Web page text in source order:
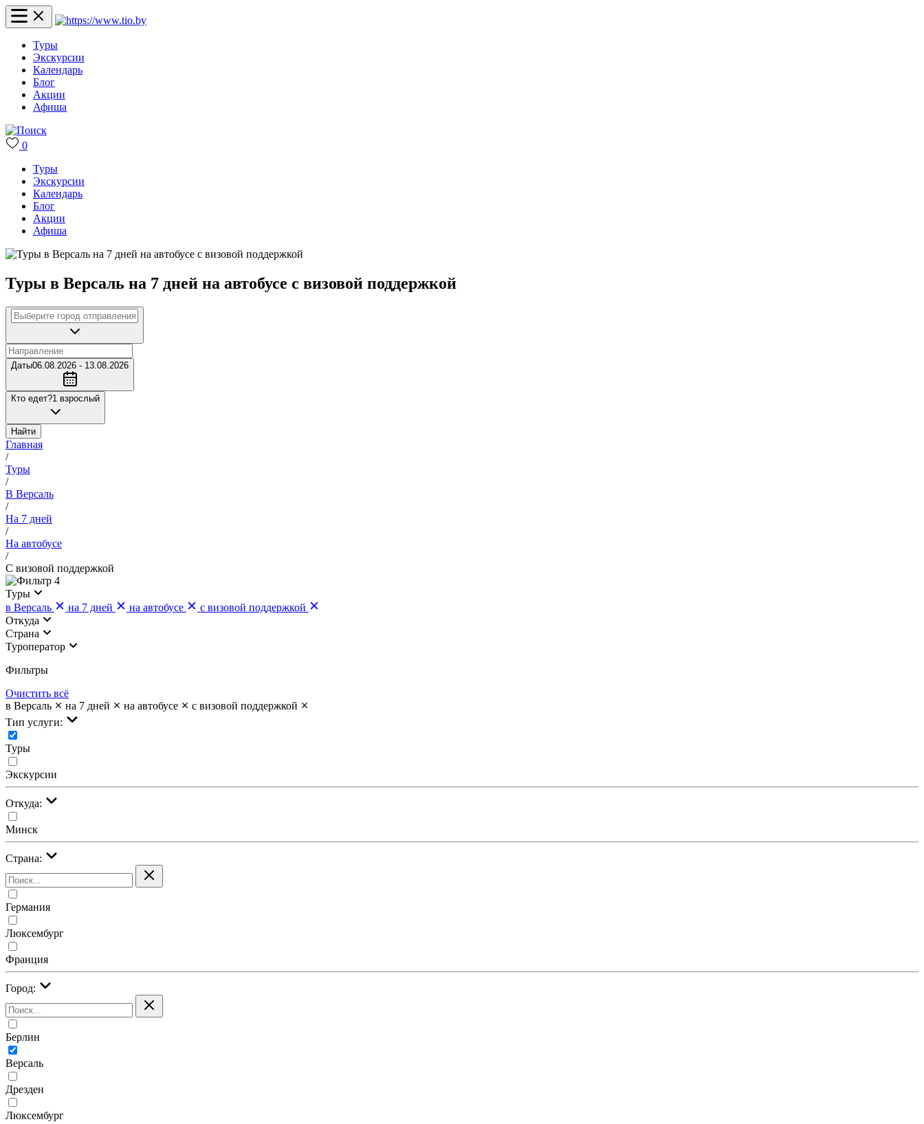
Туры
Экскурсии
Календарь
Блог
Акции
Афиша
0
Туры
Экскурсии
Календарь
Блог
Акции
Афиша
Туры в Версаль на 7 дней на автобусе с визовой поддержкой
Даты06.08.2026 - 13.08.2026
Кто едет?1 взрослый
Найти
Главная
/
Туры
/
В Версаль
/
На 7 дней
/
На автобусе
/
С визовой поддержкой
4
Туры
в Версаль
на 7 дней на автобусе
с визовой поддержкой
Откуда
Страна
Туроператор
Фильтры
Очистить всё
в Версаль
на 7 дней на автобусе
с визовой поддержкой
Тип услуги:
Туры
Экскурсии
Откуда:
Минск
Страна:
Германия
Люксембург
Франция
Город:
Берлин
Версаль
Дрезден
Люксембург